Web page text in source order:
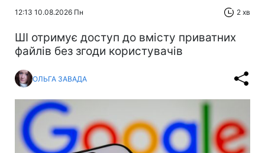
12:13 10.08.2026 Пн 2 хв
ШІ отримує доступ до вмісту приватних
файлів без згоди користувачів
ОЛЬГА ЗАВАДА